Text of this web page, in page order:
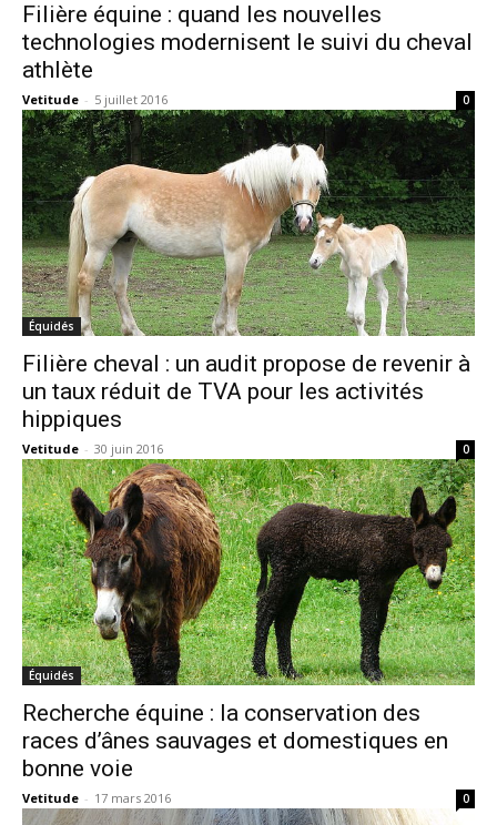
Filière équine : quand les nouvelles
technologies modernisent le suivi du cheval
athlète
Vetitude - 5 juillet 2016 0
Équidés
Filière cheval : un audit propose de revenir à
un taux réduit de TVA pour les activités
hippiques
Vetitude - 30 juin 2016 0
Équidés
Recherche équine : la conservation des
races d’ânes sauvages et domestiques en
bonne voie
Vetitude - 17 mars 2016 0